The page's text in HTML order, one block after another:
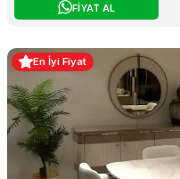
FİYAT AL
En İyi Fiyat